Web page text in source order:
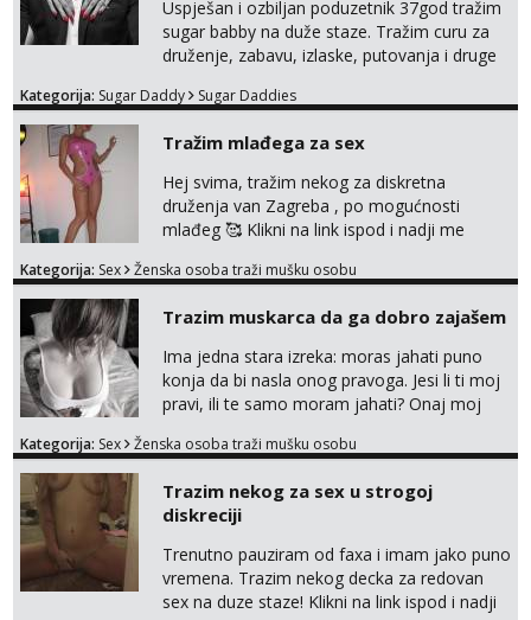
mene,javljanje isključivo pozivom
Uspješan i ozbiljan poduzetnik 37god tražim
sugar babby na duže staze. Tražim curu za
druženje, zabavu, izlaske, putovanja i druge
otvorena, komunikativna, zgodna i atraktivna
markodalic37@gmail.com
Kategorija: Sugar Daddy Sugar Daddies
Tražim mlađega za sex
Hej svima, tražim nekog za diskretna
druženja van Zagreba , po mogućnosti
mlađeg 🥰 Klikni na link ispod i nadji me
Kategorija: Sex Ženska osoba traži mušku osobu
Trazim muskarca da ga dobro zajašem
Ima jedna stara izreka: moras jahati puno
konja da bi nasla onog pravoga. Jesi li ti moj
pravi, ili te samo moram jahati? Onaj moj
na sexdater link i javi mi se tamo....
Kategorija: Sex Ženska osoba traži mušku osobu
Trazim nekog za sex u strogoj
diskreciji
Trenutno pauziram od faxa i imam jako puno
vremena. Trazim nekog decka za redovan
sex na duze staze! Klikni na link ispod i nadji